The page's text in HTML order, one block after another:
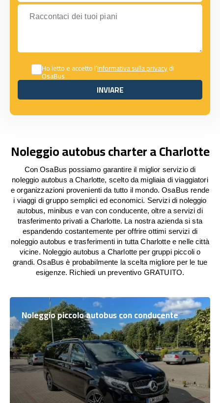
Raccontaci dei tuoi piani
Ho letto e accetto l’Informativa sulla privacydi
OsaBus
INVIARE
INVIARE
Noleggio autobus charter a Charlotte
Con OsaBus possiamo garantire il miglior servizio di
noleggio autobus a Charlotte, scelto da migliaia di viaggiatori
e organizzazioni provenienti da tutto il mondo. OsaBus rende
i viaggi di gruppo semplici ed economici. Servizi di noleggio
autobus, minibus e van con conducente, oltre a servizi di
trasferimento privati a Charlotte. La nostra azienda si sta
espandendo costantemente per offrire ottimi servizi di
noleggio autobus e trasferimenti in tutta Charlotte e nelle città
vicine. Noleggio autobus a Charlotte per gruppi piccoli o
grandi. OsaBus è probabilmente la scelta migliore per le tue
esigenze. Richiedi un preventivo GRATUITO.
Noleggio piccolo autobus con conducente